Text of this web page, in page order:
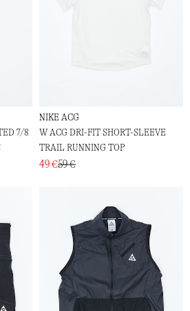
7/8
NIKE ACG
W ACG DRI-FIT SHORT-SLEEVE
TRAIL RUNNING TOP
49 €59 €